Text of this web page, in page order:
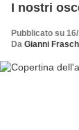
I nostri
Pubblicato su
Da Gianni